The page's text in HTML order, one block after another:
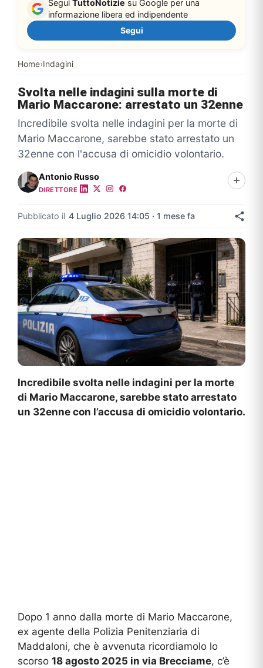
Home›Indagini
Segui TuttoNotizie su Google per una
informazione libera ed indipendente
Segui
Svolta nelle indagini sulla morte di
Mario Maccarone: arrestato un 32enne
Incredibile svolta nelle indagini per la morte di
Mario Maccarone, sarebbe stato arrestato un
32enne con l'accusa di omicidio volontario.
Antonio Russo
DIRETTORE
Pubblicato il 4 Luglio 2026 14:05 · 1 mese fa
Incredibile svolta nelle indagini per la morte
di Mario Maccarone, sarebbe stato arrestato
un 32enne con l’accusa di omicidio volontario.
Dopo 1 anno dalla morte di Mario Maccarone,
ex agente della Polizia Penitenziaria di
Maddaloni, che è avvenuta ricordiamolo lo
scorso 18 agosto 2025 in via Brecciame, c’è